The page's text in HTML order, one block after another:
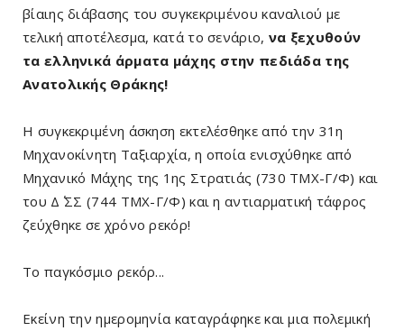
βίαιης διάβασης του συγκεκριμένου καναλιού με
τελική αποτέλεσμα, κατά το σενάριο, να ξεχυθούν
τα ελληνικά άρματα μάχης στην πεδιάδα της
Ανατολικής Θράκης!
Η συγκεκριμένη άσκηση εκτελέσθηκε από την 31η
Μηχανοκίνητη Ταξιαρχία, η οποία ενισχύθηκε από
Μηχανικό Μάχης της 1ης Στρατιάς (730 ΤΜΧ-Γ/Φ) και
του Δ΄ ΣΣ (744 ΤΜΧ-Γ/Φ) και η αντιαρματική τάφρος
ζεύχθηκε σε χρόνο ρεκόρ!
Το παγκόσμιο ρεκόρ...
Εκείνη την ημερομηνία καταγράφηκε και μια πολεμική